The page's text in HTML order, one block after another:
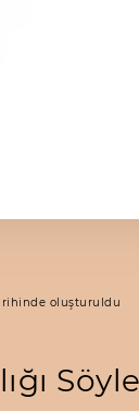
oluşturuldu